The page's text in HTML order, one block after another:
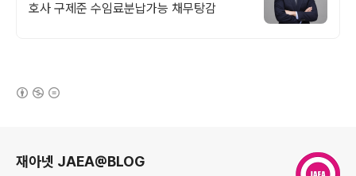
호사 구제준 수임료분납가능 채무탕감
재아넷 JAEA@BLOG